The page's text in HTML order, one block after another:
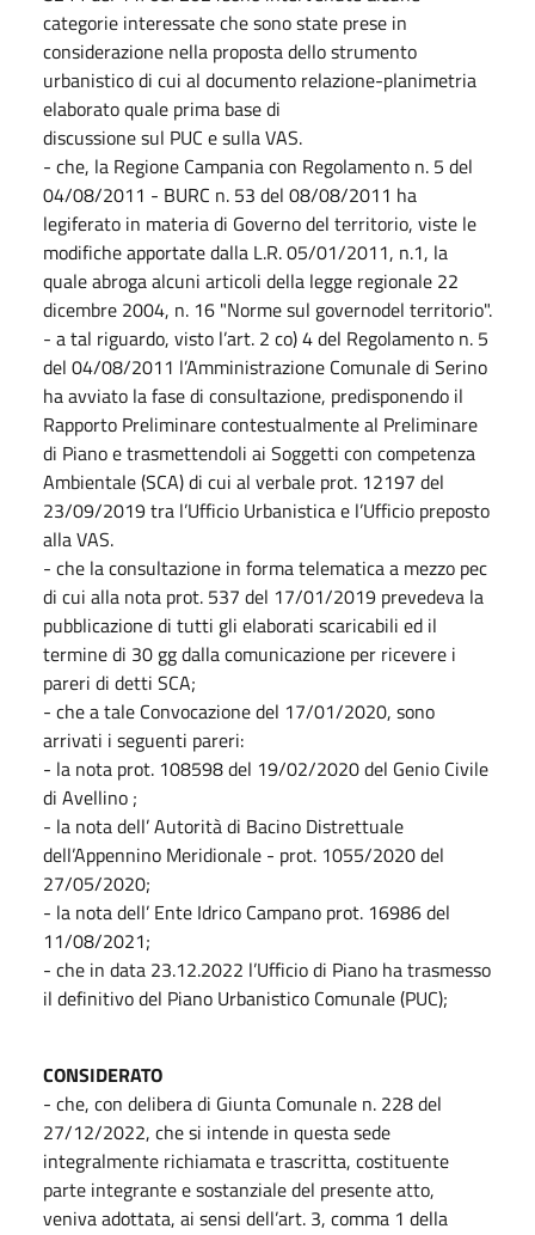
categorie interessate che sono state prese in
considerazione nella proposta dello strumento
urbanistico di cui al documento relazione-planimetria
elaborato quale prima base di
discussione sul PUC e sulla VAS.
- che, la Regione Campania con Regolamento n. 5 del
04/08/2011 - BURC n. 53 del 08/08/2011 ha
legiferato in materia di Governo del territorio, viste le
modifiche apportate dalla L.R. 05/01/2011, n.1, la
quale abroga alcuni articoli della legge regionale 22
dicembre 2004, n. 16 "Norme sul governodel territorio".
- a tal riguardo, visto l’art. 2 co) 4 del Regolamento n. 5
del 04/08/2011 l’Amministrazione Comunale di Serino
ha avviato la fase di consultazione, predisponendo il
Rapporto Preliminare contestualmente al Preliminare
di Piano e trasmettendoli ai Soggetti con competenza
Ambientale (SCA) di cui al verbale prot. 12197 del
23/09/2019 tra l’Ufficio Urbanistica e l’Ufficio preposto
alla VAS.
- che la consultazione in forma telematica a mezzo pec
di cui alla nota prot. 537 del 17/01/2019 prevedeva la
pubblicazione di tutti gli elaborati scaricabili ed il
termine di 30 gg dalla comunicazione per ricevere i
pareri di detti SCA;
- che a tale Convocazione del 17/01/2020, sono
arrivati i seguenti pareri:
- la nota prot. 108598 del 19/02/2020 del Genio Civile
di Avellino ;
- la nota dell’ Autorità di Bacino Distrettuale
dell’Appennino Meridionale - prot. 1055/2020 del
27/05/2020;
- la nota dell’ Ente Idrico Campano prot. 16986 del
11/08/2021;
- che in data 23.12.2022 l’Ufficio di Piano ha trasmesso
il definitivo del Piano Urbanistico Comunale (PUC);
CONSIDERATO
- che, con delibera di Giunta Comunale n. 228 del
27/12/2022, che si intende in questa sede
integralmente richiamata e trascritta, costituente
parte integrante e sostanziale del presente atto,
veniva adottata, ai sensi dell’art. 3, comma 1 della